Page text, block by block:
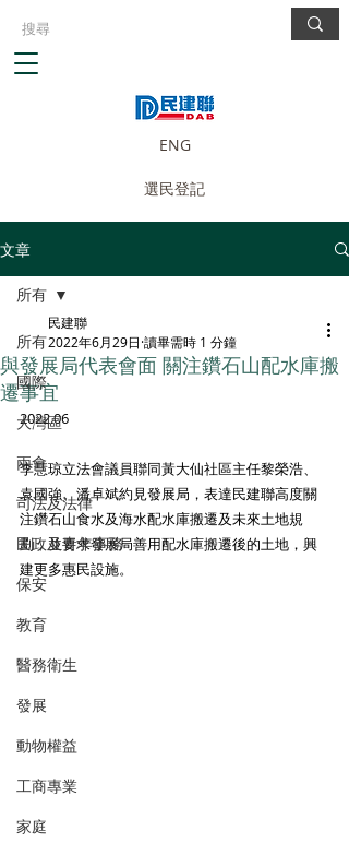
ENG
選民登記
文章
所有
國際
大灣區
兩會
司法及法律
民政及青年事務
保安
教育
醫務衛生
發展
動物權益
工商專業
家庭
所有
與發展局代表會面 關注鑽石山配水庫搬
遷事宜
民建聯
2022年6月29日 讀畢需時 1 分鐘
2022.06
李慧琼立法會議員聯同黃大仙社區主任黎榮浩、
袁國強、潘卓斌約見發展局，表達民建聯高度關
注鑽石山食水及海水配水庫搬遷及未來土地規
劃，並要求發展局善用配水庫搬遷後的土地，興
建更多惠民設施。